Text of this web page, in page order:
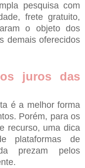
pesquisa com
frete gratuito,
o objeto dos
demais oferecidos
juros das
é a melhor forma
Porém, para os
recurso, uma dica
plataformas de
prezam pelos